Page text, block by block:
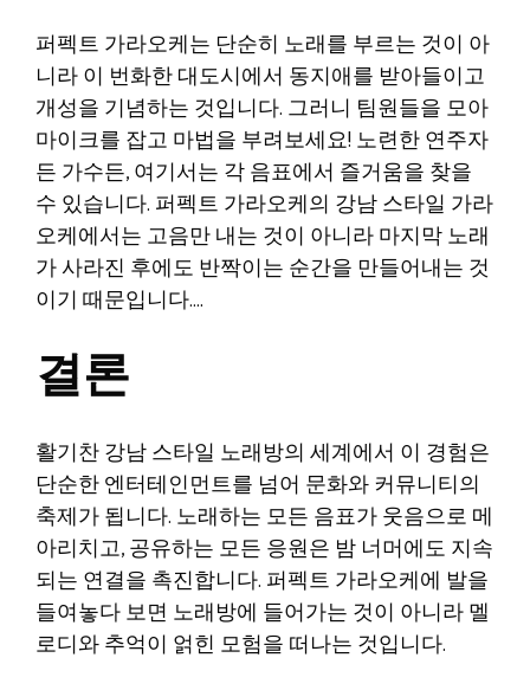
퍼펙트 가라오케는 단순히 노래를 부르는 것이 아
니라 이 번화한 대도시에서 동지애를 받아들이고
개성을 기념하는 것입니다. 그러니 팀원들을 모아
마이크를 잡고 마법을 부려보세요! 노련한 연주자
든 가수든, 여기서는 각 음표에서 즐거움을 찾을
수 있습니다. 퍼펙트 가라오케의 강남 스타일 가라
오케에서는 고음만 내는 것이 아니라 마지막 노래
가 사라진 후에도 반짝이는 순간을 만들어내는 것
이기 때문입니다….
결론
활기찬 강남 스타일 노래방의 세계에서 이 경험은
단순한 엔터테인먼트를 넘어 문화와 커뮤니티의
축제가 됩니다. 노래하는 모든 음표가 웃음으로 메
아리치고, 공유하는 모든 응원은 밤 너머에도 지속
되는 연결을 촉진합니다. 퍼펙트 가라오케에 발을
들여놓다 보면 노래방에 들어가는 것이 아니라 멜
로디와 추억이 얽힌 모험을 떠나는 것입니다.